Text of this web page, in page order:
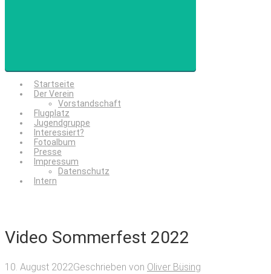
Startseite
Der Verein
Vorstandschaft
Flugplatz
Jugendgruppe
Interessiert?
Fotoalbum
Presse
Impressum
Datenschutz
Intern
Video Sommerfest 2022
10. August 2022Geschrieben von Oliver Büsing